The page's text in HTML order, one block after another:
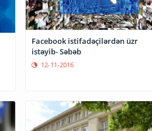
Facebook istifadəçilərdən üzr
istəyib- Səbəb
12-11-2016